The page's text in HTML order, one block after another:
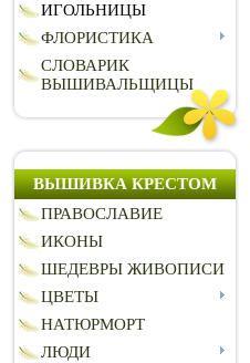
ИГОЛЬНИЦЫ
ФЛОРИСТИКА
СЛОВАРИК
ВЫШИВАЛЬЩИЦЫ
ВЫШИВКА КРЕСТОМ
ПРАВОСЛАВИЕ
ИКОНЫ
ШЕДЕВРЫ ЖИВОПИСИ
ЦВЕТЫ
НАТЮРМОРТ
ЛЮДИ